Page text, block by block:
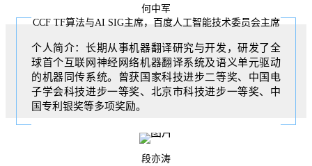
何中军
CCF TF算法与AI SIG主席，百度人工智能技术委员会主席
个人简介：长期从事机器翻译研究与开发，研发了全
球首个互联网神经网络机器翻译系统及语义单元驱动
的机器同传系统。曾获国家科技进步二等奖、中国电
子学会科技进步一等奖、北京市科技进步一等奖、中
国专利银奖等多项奖励。
段亦涛